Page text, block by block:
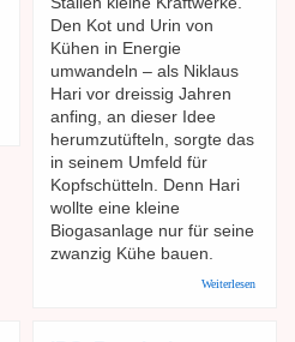
über IPG: Nur noch Zuschauer - Krieg in der Ukraine
offenbart das Versagen der UN auf ganzer Linie
Den Kot und Urin von
Kühen in Energie
umwandeln – als Niklaus
Hari vor dreissig Jahren
anfing, an dieser Idee
herumzutüfteln, sorgte das
in seinem Umfeld für
Kopfschütteln. Denn Hari
wollte eine kleine
Biogasanlage nur für seine
zwanzig Kühe bauen.
Weiterlesen